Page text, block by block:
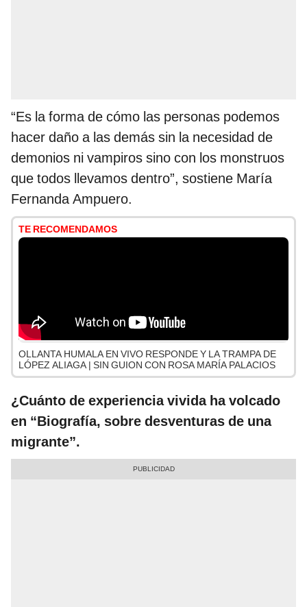
“Es la forma de cómo las personas podemos
hacer daño a las demás sin la necesidad de
demonios ni vampiros sino con los monstruos
que todos llevamos dentro”, sostiene María
Fernanda Ampuero.
TE RECOMENDAMOS
OLLANTA HUMALA EN VIVO RESPONDE Y LA TRAMPA DE
LÓPEZ ALIAGA | SIN GUION CON ROSA MARÍA PALACIOS
¿Cuánto de experiencia vivida ha volcado
en “Biografía, sobre desventuras de una
migrante”.